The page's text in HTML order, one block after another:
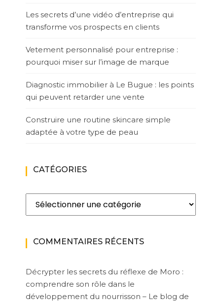
Les secrets d’une vidéo d’entreprise qui
transforme vos prospects en clients
Vetement personnalisé pour entreprise :
pourquoi miser sur l’image de marque
Diagnostic immobilier à Le Bugue : les points
qui peuvent retarder une vente
Construire une routine skincare simple
adaptée à votre type de peau
CATÉGORIES
Catégories
COMMENTAIRES RÉCENTS
Décrypter les secrets du réflexe de Moro :
comprendre son rôle dans le
développement du nourrisson – Le blog de